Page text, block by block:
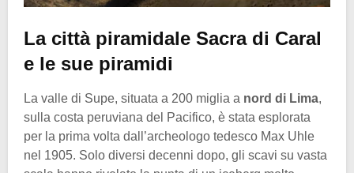
La città piramidale Sacra di Caral
e le sue piramidi
La valle di Supe, situata a 200 miglia a nord di Lima,
sulla costa peruviana del Pacifico, è stata esplorata
per la prima volta dall’archeologo tedesco Max Uhle
nel 1905. Solo diversi decenni dopo, gli scavi su vasta